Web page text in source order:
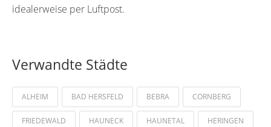
idealerweise per Luftpost.
Verwandte Städte
ALHEIM BAD HERSFELD BEBRA CORNBERG
FRIEDEWALD HAUNECK HAUNETAL HERINGEN